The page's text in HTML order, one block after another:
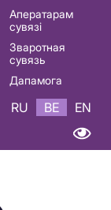
Аператарам
сувязі
Зваротная
сувязь
Дапамога
RU BE EN